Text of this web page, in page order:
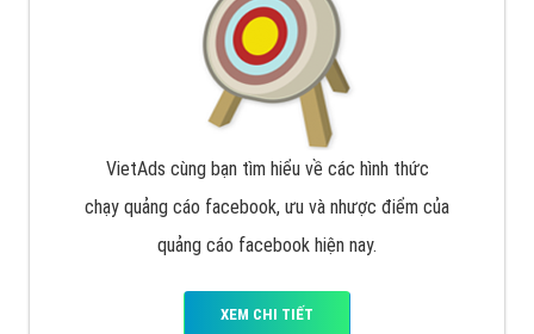
VietAds cùng bạn tìm hiểu về các hình thức
chạy quảng cáo facebook, ưu và nhược điểm của
quảng cáo facebook hiện nay.
XEM CHI TIẾT